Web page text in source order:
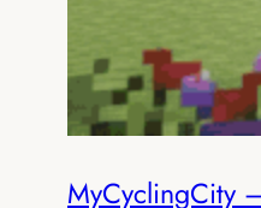
MyCyclingCity